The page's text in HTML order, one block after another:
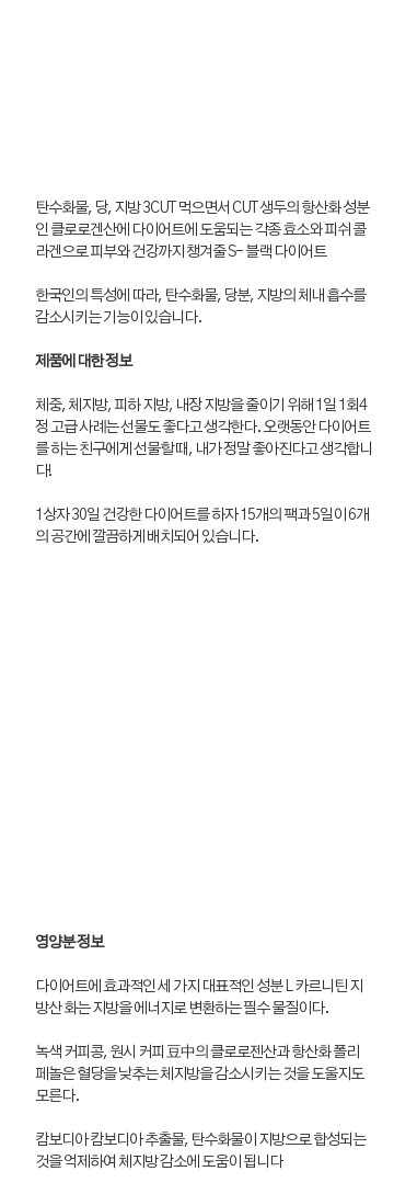
탄수화물, 당, 지방 3CUT 먹으면서 CUT 생두의 항산화 성분
인 클로로겐산에 다이어트에 도움되는 각종 효소와 피쉬 콜
라겐으로 피부와 건강까지 챙겨줄 S- 블랙 다이어트
한국인의 특성에 따라, 탄수화물, 당분, 지방의 체내 흡수를
감소시키는 기능이 있습니다.
제품에 대한 정보
체중, 체지방, 피하 지방, 내장 지방을 줄이기 위해 1일 1회4
정 고급 사례는 선물도 좋다고 생각한다. 오랫동안 다이어트
를 하는 친구에게 선물할 때, 내가 정말 좋아진다고 생각합니
다!
1상자 30일 건강한 다이어트를 하자 15개의 팩과 5일이 6개
의 공간에 깔끔하게 배치되어 있습니다.
영양분 정보
다이어트에 효과적인 세 가지 대표적인 성분 L 카르니틴 지
방산 화는 지방을 에너지로 변환하는 필수 물질이다.
녹색 커피콩, 원시 커피 豆中의 클로로젠산과 항산화 폴리
페놀은 혈당을 낮추는 체지방을 감소시키는 것을 도울지도
모른다.
캄보디아 캄보디아 추출물, 탄수화물이 지방으로 합성되는
것을 억제하여 체지방 감소에 도움이 됩니다